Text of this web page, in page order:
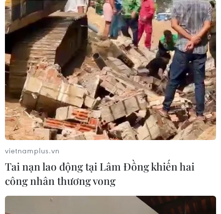
(nay thuộc thành phố Hà Nội).
vietnamplus.vn
Tai nạn lao động tại Lâm Đồng khiến hai
công nhân thương vong